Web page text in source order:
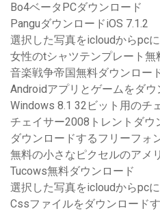
Bo4ベータPCダウンロード
PanguダウンロードiOS 7.1.2
選択した写真をicloudからpc
女性のtシャツテンプレート無
音楽戦争帝国無料ダウンロー
Androidアプリとゲームをダウ
Windows 8.1 32ビット用のチ
チェイサー2008トレントダウ
ダウンロードするフリーフォ
無料の小さなピクセルのアメ
Tucows無料ダウンロード
選択した写真をicloudからpc
Cssファイルをダウンロード